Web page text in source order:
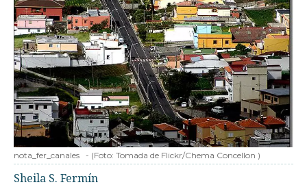
nota_fer_canales - (Foto: Tomada de Flickr/Chema Concellon )
Sheila S. Fermín